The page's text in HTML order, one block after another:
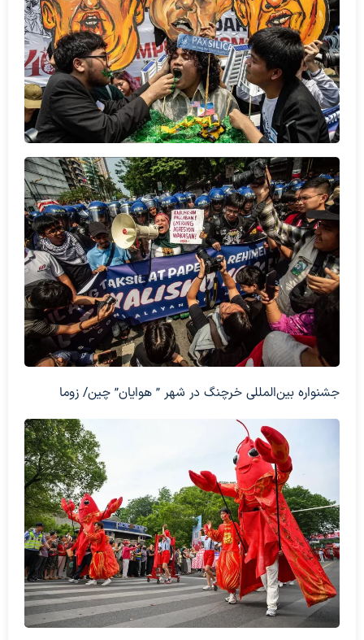
جشنواره بین‌المللی خرچنگ در شهر ” هوایان” چین/ زوما